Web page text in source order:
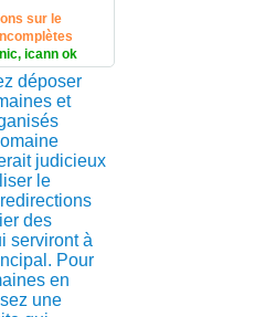
sur le
icann ok
déposer
et
judicieux
le
des
serviront à
Pour
en
une